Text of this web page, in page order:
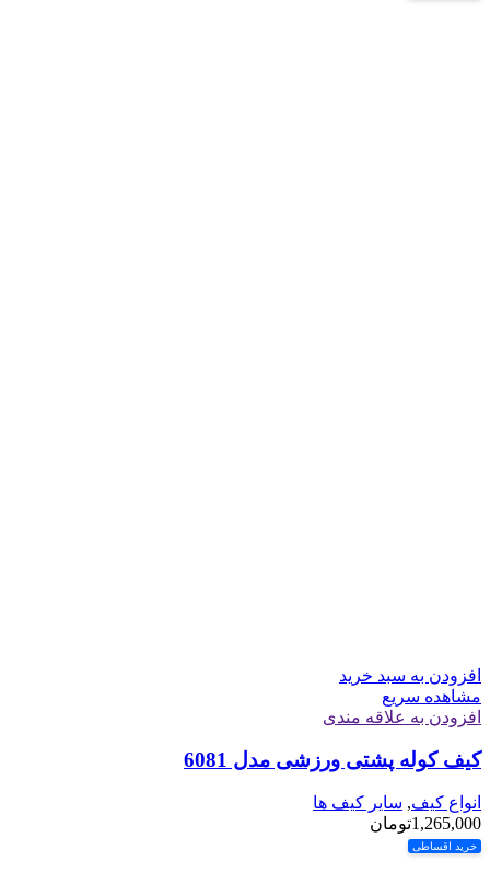
افزودن به سبد خرید
مشاهده سریع
افزودن به علاقه مندی
کیف کوله پشتی ورزشی مدل 6081
انواع کیف, سایر کیف ها
1,265,000تومان
خرید اقساطی